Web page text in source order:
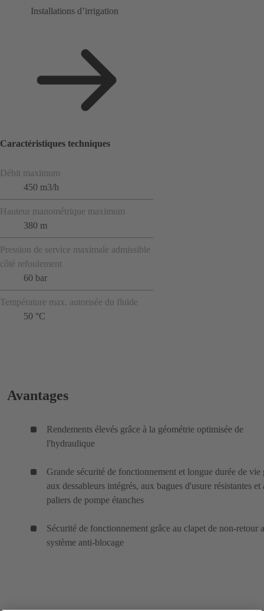
Installations d’irrigation
Caractéristiques techniques
Débit maximum
450 m3/h
Hauteur manométrique maximum
380 m
Pression de service maximale admissible
côté refoulement
60 bar
Température max. autorisée du fluide
50 °C
Avantages
Rendements élevés grâce à la géométrie optimisée de
l'hydraulique
Grande sécurité de fonctionnement et longue durée de vie
aux dessableurs intégrés, aux bagues d'usure résistantes et
paliers de pompe étanches
Sécurité de fonctionnement grâce au clapet de non-retour
système anti-blocage